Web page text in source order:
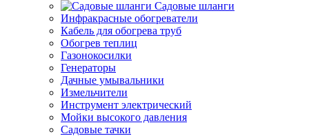
Садовые шланги
Инфракрасные обогреватели
Кабель для обогрева труб
Обогрев теплиц
Газонокосилки
Генераторы
Дачные умывальники
Измельчители
Инструмент электрический
Мойки высокого давления
Садовые тачки